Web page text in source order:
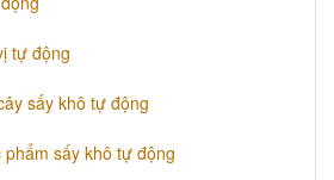
tự động
sấy khô tự động
sấy khô tự động